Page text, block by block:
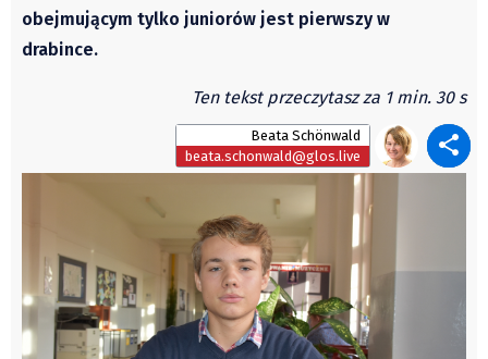
Napisz artykuł
OGÓLNE WARUNKI HANDLOWE
Všeobecné obchodní podmínky
Region
Czechy
Polska
Świat
obejmującym tylko juniorów jest pierwszy w
drabince.
Ten tekst przeczytasz za 1 min. 30 s
Beata Schönwald
beata.schonwald@glos.live